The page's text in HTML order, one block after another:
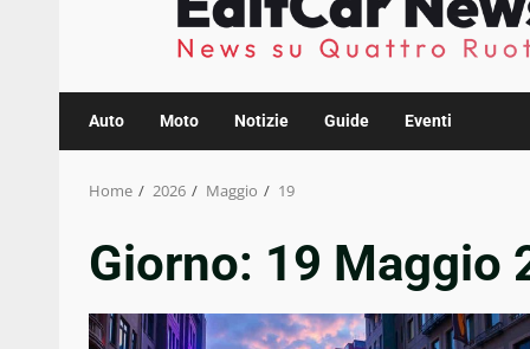
Auto Moto Notizie Guide Eventi
Home 2026 Maggio 19
Giorno: 19 Maggio